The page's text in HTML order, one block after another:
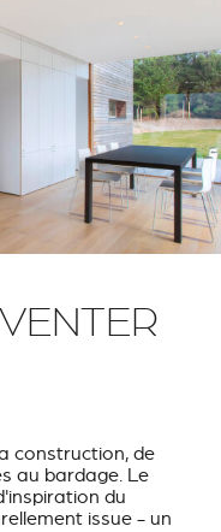
construction, de
au bardage. Le
du
issue - un